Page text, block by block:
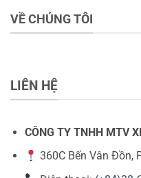
VỀ CHÚNG TÔI
LIÊN HỆ
CÔNG TY TNHH MTV
360C Bến Vân Đồn,